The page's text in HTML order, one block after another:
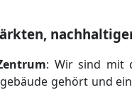
: Wir sind mit
gehört und